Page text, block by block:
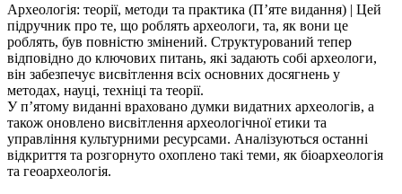
Археологія: теорії, методи та практика (П’яте видання) | Цей
підручник про те, що роблять археологи, та, як вони це
роблять, був повністю змінений. Структурований тепер
відповідно до ключових питань, які задають собі археологи,
він забезпечує висвітлення всіх основних досягнень у
методах, науці, техніці та теорії.
У п’ятому виданні враховано думки видатних археологів, а
також оновлено висвітлення археологічної етики та
управління культурними ресурсами. Аналізуються останні
відкриття та розгорнуто охоплено такі теми, як біоархеологія
та геоархеологія.